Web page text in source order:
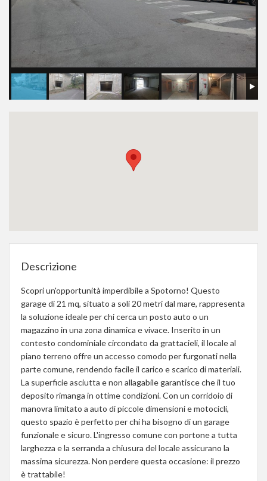
Descrizione
Scopri un'opportunità imperdibile a Spotorno! Questo
garage di 21 mq, situato a soli 20 metri dal mare, rappresenta
la soluzione ideale per chi cerca un posto auto o un
magazzino in una zona dinamica e vivace. Inserito in un
contesto condominiale circondato da grattacieli, il locale al
piano terreno offre un accesso comodo per furgonati nella
parte comune, rendendo facile il carico e scarico di materiali.
La superficie asciutta e non allagabile garantisce che il tuo
deposito rimanga in ottime condizioni. Con un corridoio di
manovra limitato a auto di piccole dimensioni e motocicli,
questo spazio è perfetto per chi ha bisogno di un garage
funzionale e sicuro. L'ingresso comune con portone a tutta
larghezza e la serranda a chiusura del locale assicurano la
massima sicurezza. Non perdere questa occasione: il prezzo
è trattabile!